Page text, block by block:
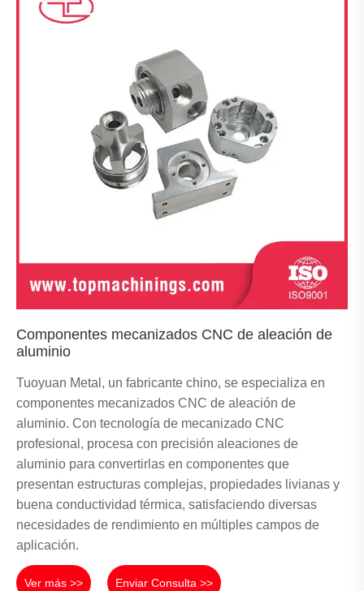
Componentes mecanizados CNC de aleación de
aluminio
Tuoyuan Metal, un fabricante chino, se especializa en
componentes mecanizados CNC de aleación de
aluminio. Con tecnología de mecanizado CNC
profesional, procesa con precisión aleaciones de
aluminio para convertirlas en componentes que
presentan estructuras complejas, propiedades livianas y
buena conductividad térmica, satisfaciendo diversas
necesidades de rendimiento en múltiples campos de
aplicación.
Ver más >> Enviar Consulta >>